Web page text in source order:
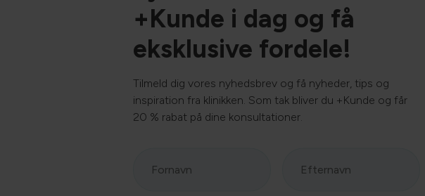
holdene, og vi håber at byde endnu
flere velkommen næste år! 🐾
+Kunde i dag og få
eksklusive fordele!
Tilmeld dig vores nyhedsbrev og få nyheder, tips og
inspiration fra klinikken. Som tak bliver du +Kunde og får
20 % rabat på dine konsultationer.